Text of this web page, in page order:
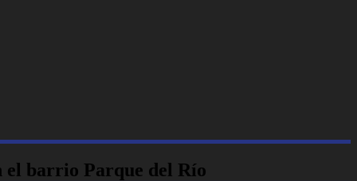
el barrio Parque del Río